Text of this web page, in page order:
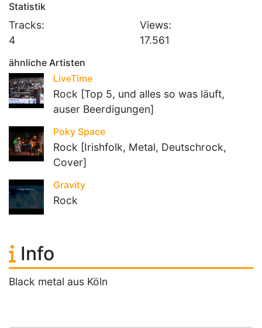
Statistik
Tracks:
4
Views:
17.561
ähnliche Artisten
LiveTime
Rock [Top 5, und alles so was läuft,
auser Beerdigungen]
Poky Space
Rock [Irishfolk, Metal, Deutschrock,
Cover]
Gravity
Rock
Info
Black metal aus Köln